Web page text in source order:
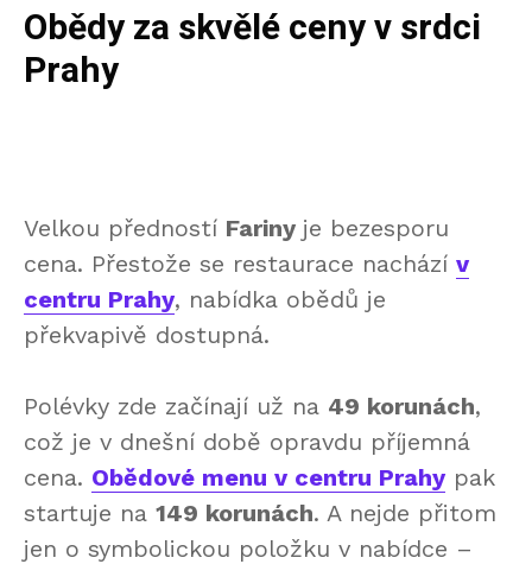
Obědy za skvělé ceny v srdci
Prahy
Velkou předností Fariny je bezesporu
cena. Přestože se restaurace nachází v
centru Prahy, nabídka obědů je
překvapivě dostupná.
Polévky zde začínají už na 49 korunách,
což je v dnešní době opravdu příjemná
cena. Obědové menu v centru Prahy pak
startuje na 149 korunách. A nejde přitom
jen o symbolickou položku v nabídce –